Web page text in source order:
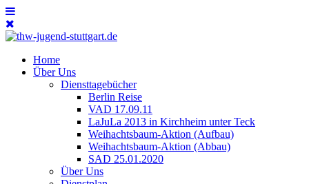
Home
Über Uns
Diensttagebücher
Berlin Reise
VAD 17.09.11
LaJuLa 2013 in Kirchheim unter Teck
Weihachtsbaum-Aktion (Aufbau)
Weihachtsbaum-Aktion (Abbau)
SAD 25.01.2020
Über Uns